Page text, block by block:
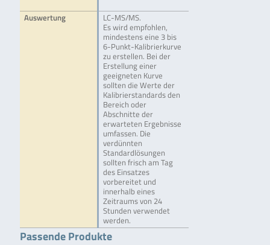
Auswertung
LC-MS/MS.
Es wird empfohlen,
mindestens eine 3 bis
6-Punkt-Kalibrierkurve
zu erstellen. Bei der
Erstellung einer
geeigneten Kurve
sollten die Werte der
Kalibrierstandards den
Bereich oder
Abschnitte der
erwarteten Ergebnisse
umfassen. Die
verdünnten
Standardlösungen
sollten frisch am Tag
des Einsatzes
vorbereitet und
innerhalb eines
Zeitraums von 24
Stunden verwendet
werden.
Passende Produkte